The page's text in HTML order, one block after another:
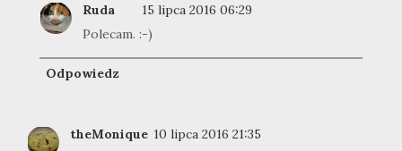
Ruda
15 lipca 2016 06:29
Polecam. :-)
Odpowiedz
theMonique 10 lipca 2016 21:35